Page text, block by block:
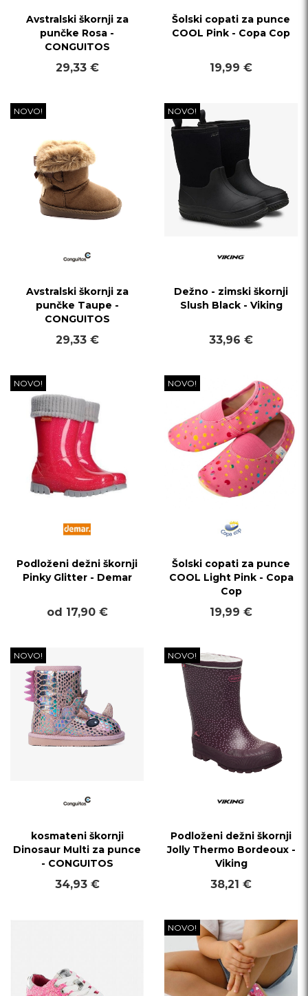
Avstralski škornji za
punčke Rosa -
CONGUITOS
29,33 €
Šolski copati za punce
COOL Pink - Copa Cop
19,99 €
NOVO!
Avstralski škornji za
punčke Taupe -
CONGUITOS
29,33 €
NOVO!
Dežno - zimski škornji
Slush Black - Viking
33,96 €
NOVO!
Podloženi dežni škornji
Pinky Glitter - Demar
od 17,90 €
NOVO!
Šolski copati za punce
COOL Light Pink - Copa
Cop
19,99 €
NOVO!
kosmateni škornji
Dinosaur Multi za punce
- CONGUITOS
34,93 €
NOVO!
Podloženi dežni škornji
Jolly Thermo Bordeoux -
Viking
38,21 €
NOVO!